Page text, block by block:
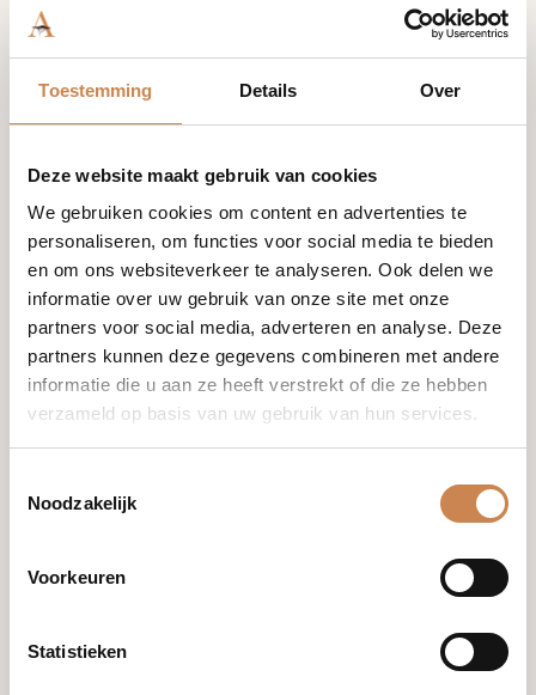
Toestemming Details Over
Deze website maakt gebruik van cookies
We gebruiken cookies om content en advertenties te
personaliseren, om functies voor social media te bieden
en om ons websiteverkeer te analyseren. Ook delen we
informatie over uw gebruik van onze site met onze
partners voor social media, adverteren en analyse. Deze
partners kunnen deze gegevens combineren met andere
informatie die u aan ze heeft verstrekt of die ze hebben
verzameld op basis van uw gebruik van hun services.
Noodzakelijk
Voorkeuren
Statistieken
(ascorbinezuur)
– een krachtige
de huid
beschermt tegen
vrije radicalen en
vroegtijdige
veroudering.
Stimuleert de
collageenproduct
ie, vermindert
zichtbaar
hyperpigmentatie
helderder en